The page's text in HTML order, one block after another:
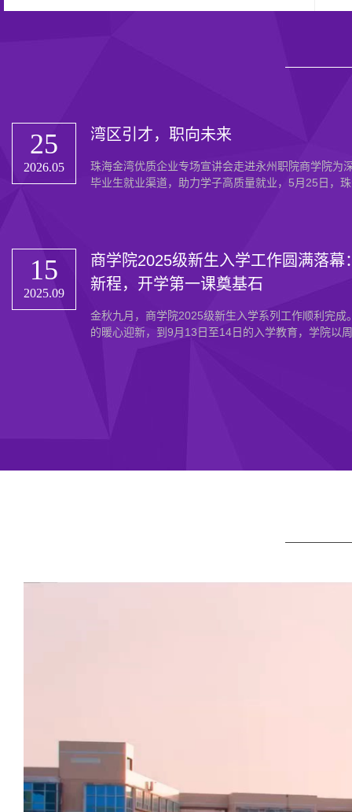
25
2026.05
湾区引才，职向未来
珠海金湾优质企业专场宣讲会走进永州职院商学院为
毕业生就业渠道，助力学子高质量就业，5月25日，
15
2025.09
商学院2025级新生入学工作圆满落幕
新程，开学第一课奠基石
金秋九月，商学院2025级新生入学系列工作顺利完成
的暖心迎新，到9月13日至14日的入学教育，学院以